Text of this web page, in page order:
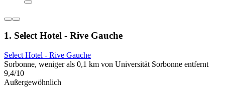
1. Select Hotel - Rive Gauche
Select Hotel - Rive Gauche
Sorbonne, weniger als 0,1 km von Universität Sorbonne entfernt
9,4/10
Außergewöhnlich